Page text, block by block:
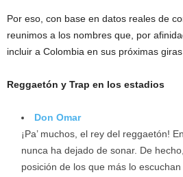
Por eso, con base en datos reales de
reunimos a los nombres que, por
incluir a Colombia en sus próximas
Reggaetón y Trap en los estadios
Don Omar
¡Pa’ muchos, el rey del reggaetón!
nunca ha dejado de sonar. De
posición de los que más lo